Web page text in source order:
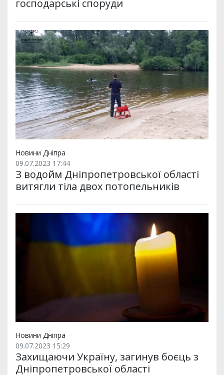
господарські споруди
Новини Дніпра
09.07.2023 17:44
З водойм Дніпропетровської області
витягли тіла двох потопельників
Новини Дніпра
09.07.2023 15:29
Захищаючи Україну, загинув боєць з
Дніпропетровської області